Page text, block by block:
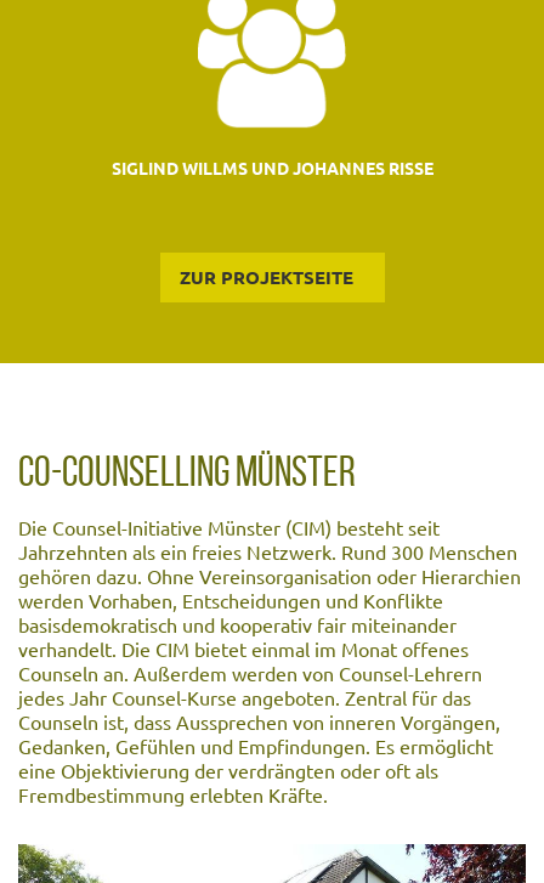
SIGLIND WILLMS UND JOHANNES RISSE
ZUR PROJEKTSEITE
CO-COUNSELLING MÜNSTER
Die Counsel-Initiative Münster (CIM) besteht seit
Jahrzehnten als ein freies Netzwerk. Rund 300 Menschen
gehören dazu. Ohne Vereinsorganisation oder Hierarchien
werden Vorhaben, Entscheidungen und Konflikte
basisdemokratisch und kooperativ fair miteinander
verhandelt. Die CIM bietet einmal im Monat offenes
Counseln an. Außerdem werden von Counsel-Lehrern
jedes Jahr Counsel-Kurse angeboten. Zentral für das
Counseln ist, dass Aussprechen von inneren Vorgängen,
Gedanken, Gefühlen und Empfindungen. Es ermöglicht
eine Objektivierung der verdrängten oder oft als
Fremdbestimmung erlebten Kräfte.